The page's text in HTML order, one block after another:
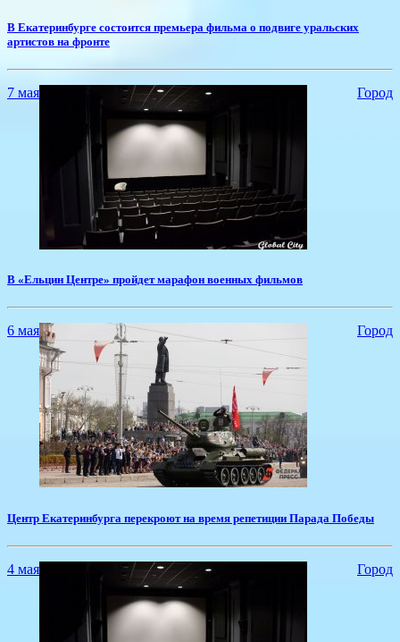
​В Екатеринбурге состоится премьера фильма о подвиге уральских
артистов на фронте
7 мая Город
​В «Ельцин Центре» пройдет марафон военных фильмов
6 мая Город
​Центр Екатеринбурга перекроют на время репетиции Парада Победы
4 мая Город